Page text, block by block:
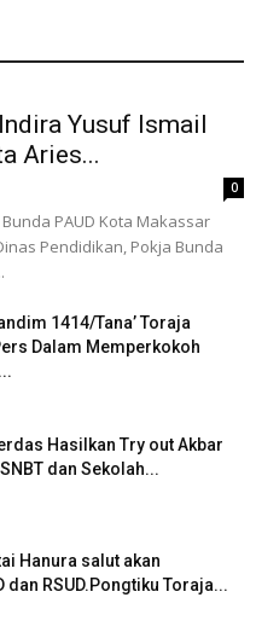
Yusuf Ismail
Aries...
0
- Bunda PAUD Kota Makassar
Pendidikan, Pokja Bunda
1414/Tana’ Toraja
Dalam Memperkokoh
Hasilkan Try out Akbar
dan Sekolah...
Hanura salut akan
dan RSUD.Pongtiku Toraja...